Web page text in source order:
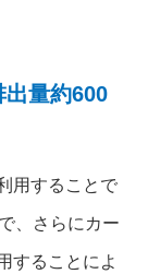
出量約600
用することで
、さらにカー
することによ